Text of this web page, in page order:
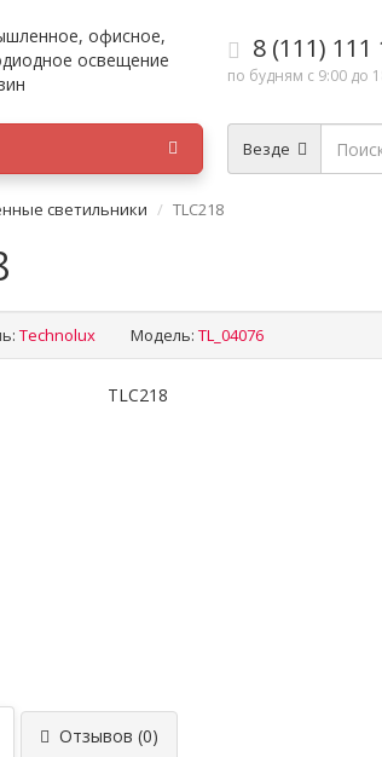
8 (111) 111
по будням с 9:00 до
Везде
светильники TLC218
Technolux Модель: TL_04076
Отзывов (0)